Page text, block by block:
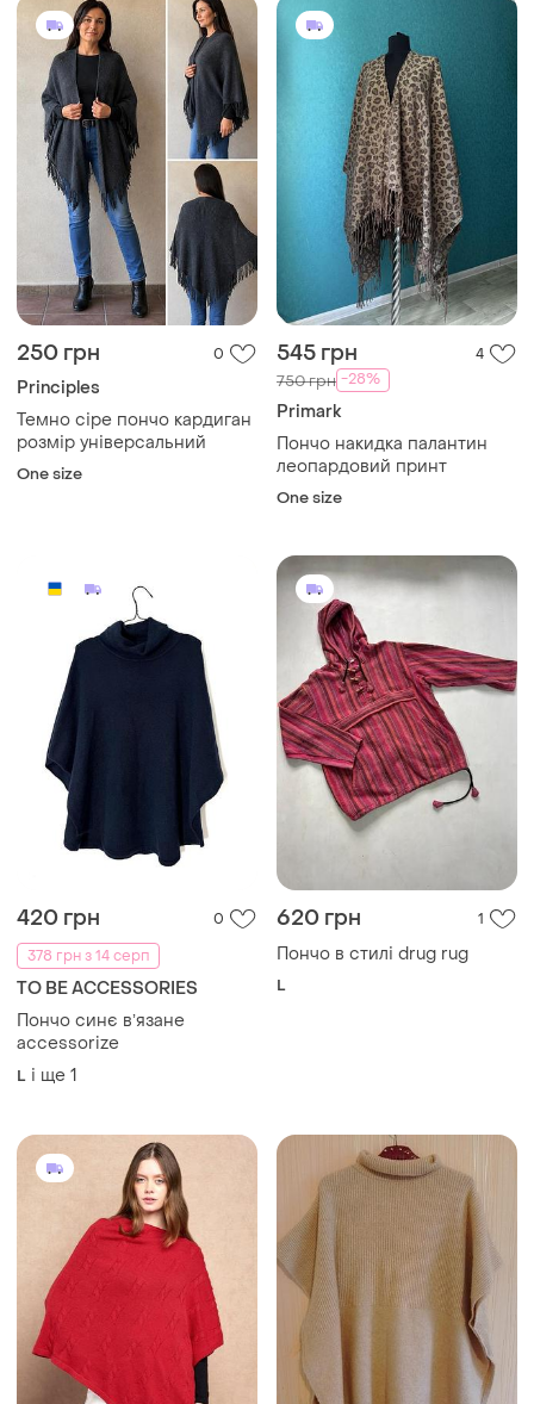
250 грн 0
Principles
Темно сіре пончо кардиган
розмір універсальний
One size
545 грн 4
750 грн -28%
Primark
Пончо накидка палантин
леопардовий принт
One size
420 грн
0
378 грн з 14 серп
TO BE ACCESSORIES
Пончо синє вʼязане
accessorize
L і ще 1
620 грн 1
Пончо в стилі drug rug
L